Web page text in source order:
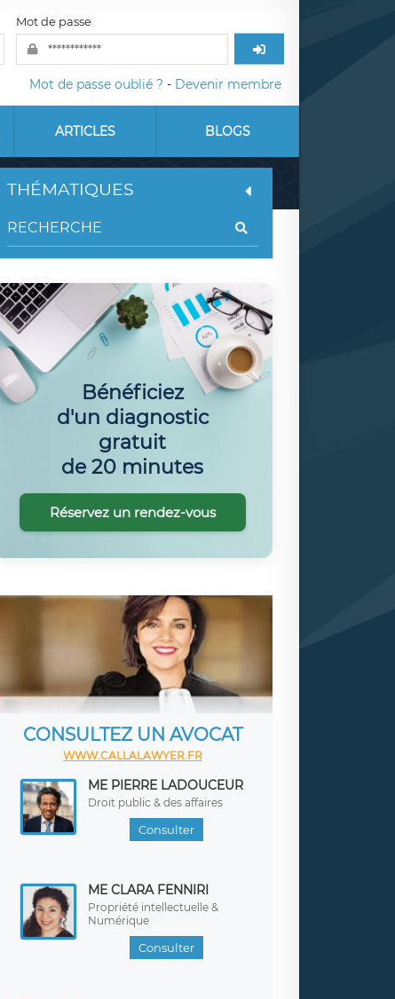
Mot de passe
Mot de passe oublié ? - Devenir membre
ARTICLES BLOGS
THÉMATIQUES
Bénéficiez
d'un diagnostic
gratuit
de 20 minutes
Réservez un rendez-vous
CONSULTEZ UN AVOCAT
WWW.CALLALAWYER.FR
ME PIERRE LADOUCEUR
Droit public & des affaires
Consulter
ME CLARA FENNIRI
Propriété intellectuelle &
Numérique
Consulter